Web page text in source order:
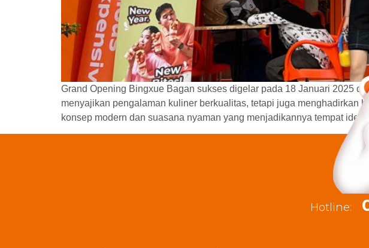
Grand Opening Bingxue Bagan sukses digelar pada 18 Januari 2025
menyajikan pengalaman kuliner berkualitas, tetapi juga menghadirkan
konsep modern dan suasana nyaman yang menjadikannya tempat
Hotline: